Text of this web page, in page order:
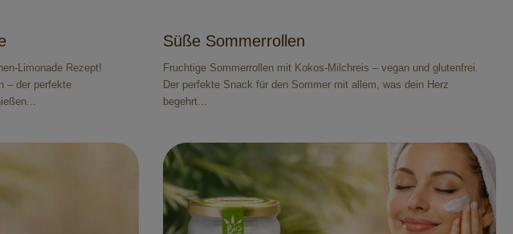
Limonade Rezept!
– der perfekte
Süße Sommerrollen
Fruchtige Sommerrollen mit Kokos-Milchreis – vegan und glutenfrei.
Der perfekte Snack für den Sommer mit allem, was dein Herz
begehrt...